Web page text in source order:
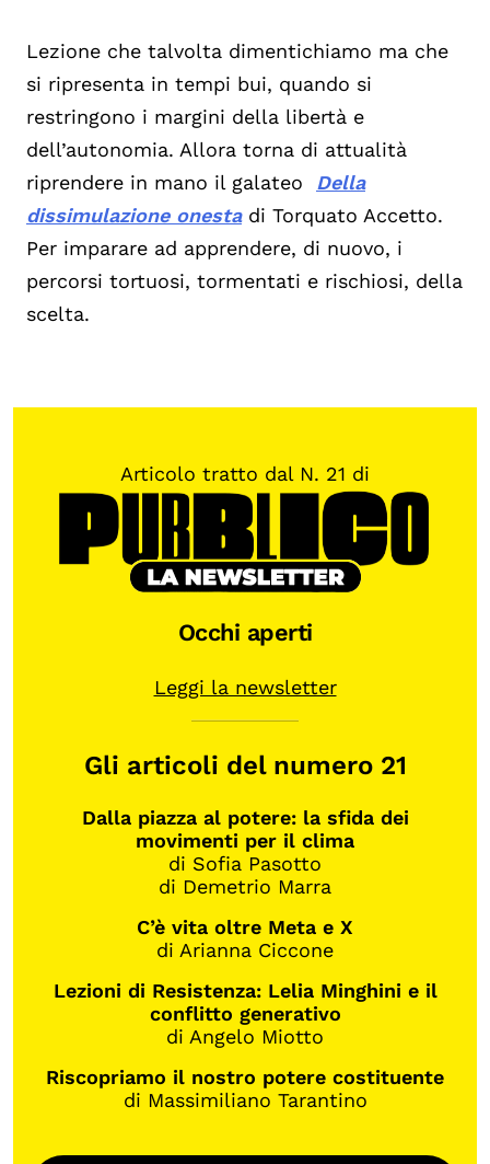
Lezione che talvolta dimentichiamo ma che
si ripresenta in tempi bui, quando si
restringono i margini della libertà e
dell’autonomia. Allora torna di attualità
riprendere in mano il galateo Della
dissimulazione onestadi Torquato Accetto.
Per imparare ad apprendere, di nuovo, i
percorsi tortuosi, tormentati e rischiosi, della
scelta.
Articolo tratto dal N. 21 di
Occhi aperti
Leggi la newsletter
Gli articoli del numero 21
Dalla piazza al potere: la sfida dei
movimenti per il clima
di Sofia Pasotto
di Demetrio Marra
C’è vita oltre Meta e X
di Arianna Ciccone
Lezioni di Resistenza: Lelia Minghini e il
conflitto generativo
di Angelo Miotto
Riscopriamo il nostro potere costituente
di Massimiliano Tarantino